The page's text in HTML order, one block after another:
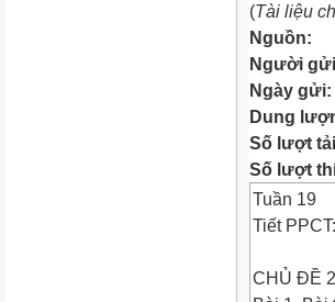
(Tài liệu
Nguồn:
Người
Ngày gửi:
Dung
Số lượt
Số lượt
Tuần 19
Tiết
CHỦ ĐỀ